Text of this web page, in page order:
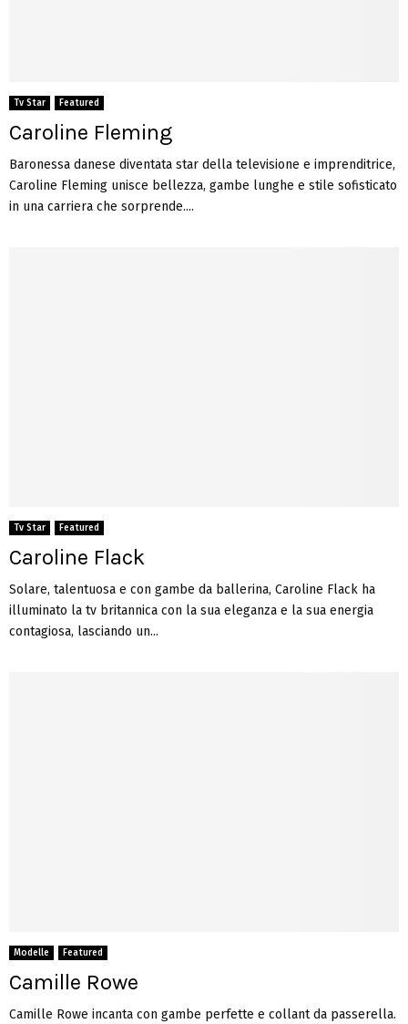
Tv Star Featured
Caroline Fleming
Baronessa danese diventata star della televisione e imprenditrice,
Caroline Fleming unisce bellezza, gambe lunghe e stile sofisticato
in una carriera che sorprende....
Tv Star Featured
Caroline Flack
Solare, talentuosa e con gambe da ballerina, Caroline Flack ha
illuminato la tv britannica con la sua eleganza e la sua energia
contagiosa, lasciando un...
Modelle Featured
Camille Rowe
Camille Rowe incanta con gambe perfette e collant da passerella.